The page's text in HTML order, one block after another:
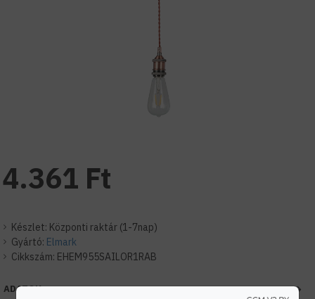
Készlet: Központi raktár (1-7nap)
Gyártó: Elmark
Cikkszám: EHEM955SAILOR1RAB
4.361 Ft
ADATOK